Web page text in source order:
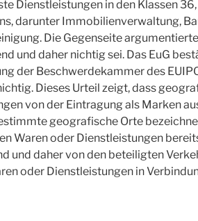
Dienstleistungen in den Klassen
darunter Immobilienverwaltung,
Die Gegenseite
und daher nichtig sei. Das EuG
der Beschwerdekammer des
Dieses Urteil zeigt, dass
von der Eintragung als Marken
geografische Orte
Waren oder Dienstleistungen
und daher von den beteiligten
oder Dienstleistungen in